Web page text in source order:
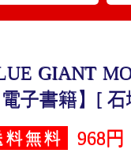
GIANT
電子書籍】[
料無料 968円